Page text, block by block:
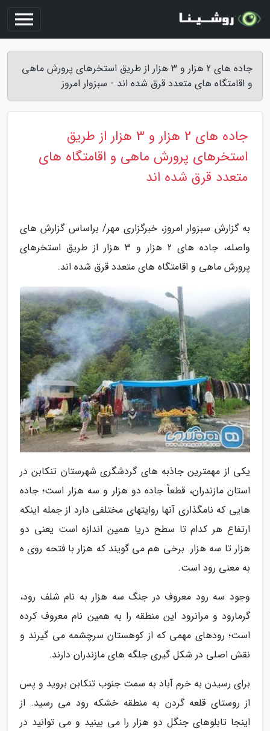
جاده های 2 هزار و 3 هزار از طریق استخرهای پرورش ماهی
و اقامتگاه های متعدد قرق شده اند - سبزوار امروز
جاده های 2 هزار و 3 هزار از طریق
استخرهای پرورش ماهی و اقامتگاه های
متعدد قرق شده اند
به گزارش سبزوار امروز، خبرگزاری مهر/ براساس گزارش های
واصله، جاده های 2 هزار و 3 هزار از طریق استخرهای
پرورش ماهی و اقامتگاه های متعدد قرق شده اند.
یکی از مهمترین جاذبه های گردشگری شهرستان تنکابن در
استان مازندران، قطعاً جاده دو هزار و سه هزار است؛ جاده
هایی که نامگذاری آنها روایتهای مختلفی دارد از جمله اینکه
ارتفاع هر کدام تا سطح دریا همین اندازه است یعنی دو
هزار تا سه هزار. برخی هم می گویند که هزار با فتحه روی ه
به معنی رود است.
وجود سه رود معروف در جنگ سه هزار به نام شلف رود،
گرمارود و مرانرود این منطقه را به همین نام معروف کرده
است؛ رودهای مهمی که از کوهستان سرچشمه می گیرند و
نقش اصلی در شکل گیری جلگه های مازندران دارند.
برای رسیدن به خرم آباد به سمت جنوب تنکابن بروید و پس
از روستای قلعه گردن به منطقه خشکه رود می رسید. از
اینجا تابلوهای جنگل دو هزار را می بینید و می توانید در